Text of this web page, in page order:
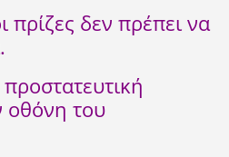
πρίζες δεν πρέπει να
οθόνη του